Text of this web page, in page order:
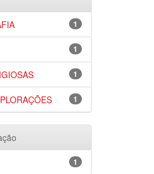
1
1
1
1
1